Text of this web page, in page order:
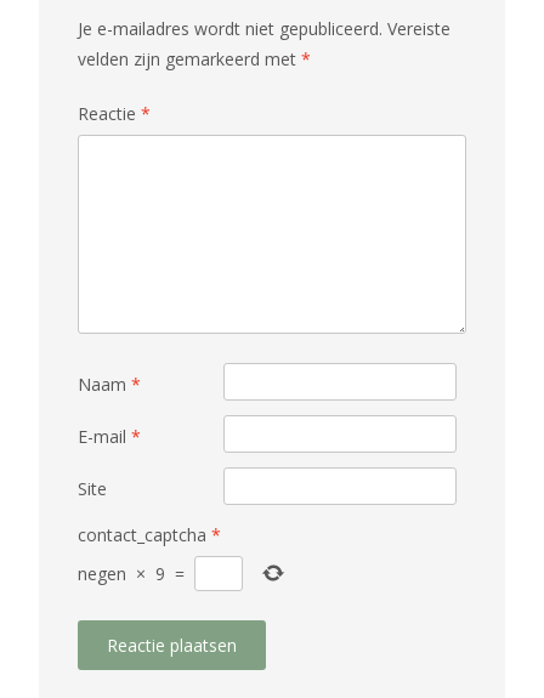
Je e-mailadres wordt niet gepubliceerd. Vereiste
velden zijn gemarkeerd met *
Reactie *
Naam *
E-mail *
Site
contact_captcha *
negen × 9 =